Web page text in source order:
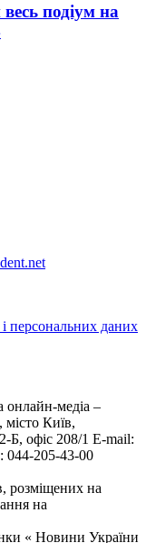
подіум на
і персональних даних
онлайн-медіа –
Київ,
офіс 208/1 E-mail:
044-205-43-00
розміщених на
на
« Новини України